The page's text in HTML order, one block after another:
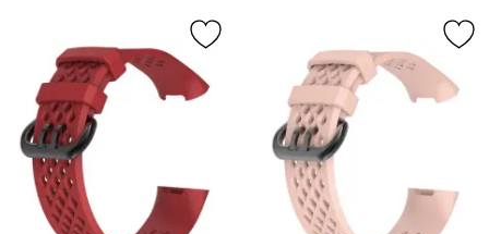
Markera ihåligt Silikon Armband